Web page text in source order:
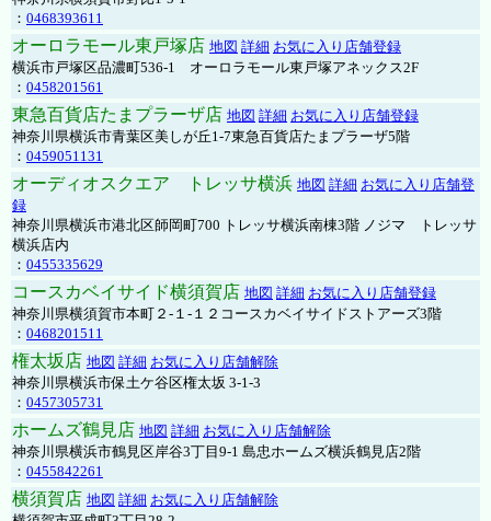
： 0468393611
オーロラモール東戸塚店 地図 詳細 お気に入り店舗登録
横浜市戸塚区品濃町536-1 オーロラモール東戸塚アネックス2F
： 0458201561
東急百貨店たまプラーザ店 地図 詳細 お気に入り店舗登録
神奈川県横浜市青葉区美しが丘1-7東急百貨店たまプラーザ5階
： 0459051131
オーディオスクエア トレッサ横浜 地図 詳細 お気に入り店舗登
録
神奈川県横浜市港北区師岡町700 トレッサ横浜南棟3階 ノジマ トレッサ
横浜店内
： 0455335629
コースカベイサイド横須賀店 地図 詳細 お気に入り店舗登録
神奈川県横須賀市本町２-１-１２コースカベイサイドストアーズ3階
： 0468201511
権太坂店 地図 詳細 お気に入り店舗解除
神奈川県横浜市保土ケ谷区権太坂 3-1-3
： 0457305731
ホームズ鶴見店 地図 詳細 お気に入り店舗解除
神奈川県横浜市鶴見区岸谷3丁目9-1 島忠ホームズ横浜鶴見店2階
： 0455842261
横須賀店 地図 詳細 お気に入り店舗解除